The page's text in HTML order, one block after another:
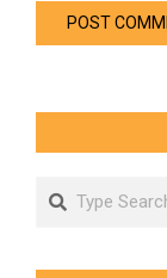
Search